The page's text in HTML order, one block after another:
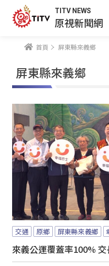
TITV NEWS
原視新聞網
首頁 屏東縣來義鄉
屏東縣來義鄉
交通 原鄉 屏東縣來義鄉
來義公運覆蓋率100%